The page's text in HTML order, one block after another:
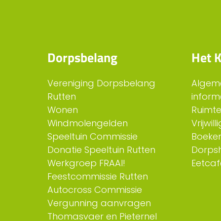
Dorpsbelang
Vereniging Dorpsbelang
Rutten
Wonen
Windmolengelden
Speeltuin Commissie
Donatie Speeltuin Rutten
Werkgroep FRAAI!
Feestcommissie Rutten
Autocross Commissie
Vergunning aanvragen
Thomasvaer en Pieternel
Het